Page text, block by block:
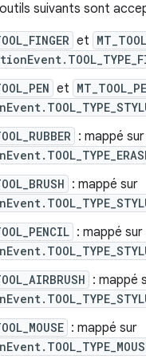
suivants sont
et
et
: mappé sur
: mappé sur
: mappé sur
: mappé
: mappé sur